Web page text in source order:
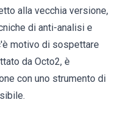
alla vecchia versione,
di anti-analisi e
motivo di sospettare
da Octo2, è
con uno strumento di